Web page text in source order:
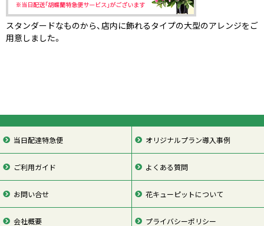
スタンダードなものから、店内に飾れるタイプの大型のアレンジをご
用意しました。
当日配達特急便 オリジナルプラン導入事例
ご利用ガイド よくある質問
お問い合せ 花キューピットについて
会社概要 プライバシーポリシー